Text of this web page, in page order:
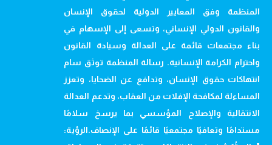
المنظمة وفق المعايير الدولية لحقوق الإنسان
والقانون الدولي الإنساني، وتسعى إلى الإسهام في
بناء مجتمعات قائمة على العدالة وسيادة القانون
واحترام الكرامة الإنسانية. رسالة المنظمة توثق سام
انتهاكات حقوق الإنسان، وتدافع عن الضحايا، وتعزز
المساءلة لمكافحة الإفلات من العقاب، وتدعم العدالة
الانتقالية والإصلاح المؤسسي بما يرسخ سلامًا
مستدامًا وتعافيًا مجتمعيًا قائمًا على الإنصاف.الرؤية: